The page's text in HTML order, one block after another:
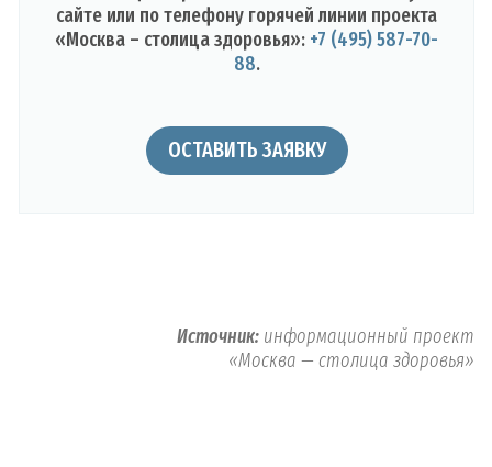
сайте или по телефону горячей линии проекта
«Москва – столица здоровья»: +7 (495) 587-70-
88.
ОСТАВИТЬ ЗАЯВКУ
Источник: информационный проект
«Москва — столица здоровья»